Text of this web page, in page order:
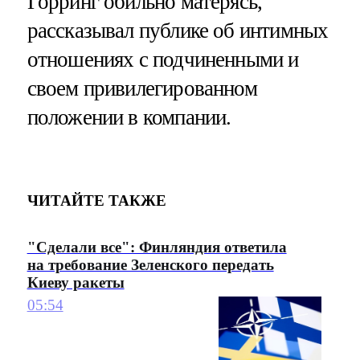
рассказывал публике об интимных
отношениях с подчиненными и
своем привилегированном
положении в компании.
ЧИТАЙТЕ ТАКЖЕ
"Сделали все": Финляндия ответила
на требование Зеленского передать
Киеву ракеты
05:54